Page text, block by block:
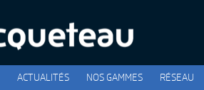
ACTUALITÉS NOS GAMMES
RÉSEAU